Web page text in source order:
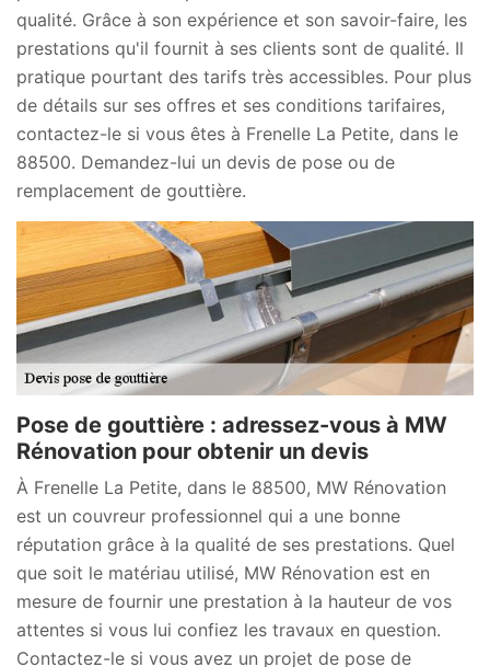
qualité. Grâce à son expérience et son savoir-faire, les
prestations qu'il fournit à ses clients sont de qualité. Il
pratique pourtant des tarifs très accessibles. Pour plus
de détails sur ses offres et ses conditions tarifaires,
contactez-le si vous êtes à Frenelle La Petite, dans le
88500. Demandez-lui un devis de pose ou de
remplacement de gouttière.
Pose de gouttière : adressez-vous à MW
Rénovation pour obtenir un devis
À Frenelle La Petite, dans le 88500, MW Rénovation
est un couvreur professionnel qui a une bonne
réputation grâce à la qualité de ses prestations. Quel
que soit le matériau utilisé, MW Rénovation est en
mesure de fournir une prestation à la hauteur de vos
attentes si vous lui confiez les travaux en question.
Contactez-le si vous avez un projet de pose de